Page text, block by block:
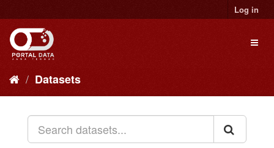
to
content
Log in
Datasets